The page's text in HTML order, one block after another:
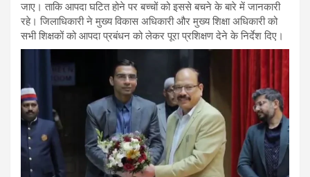
जाए। ताकि आपदा घटित होने पर बच्चों को इससे बचने के बारे में जानकारी
रहे। जिलाधिकारी ने मुख्य विकास अधिकारी और मुख्य शिक्षा अधिकारी को
सभी शिक्षकों को आपदा प्रबंधन को लेकर पूरा प्रशिक्षण देने के निर्देश दिए।